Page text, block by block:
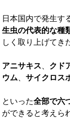
日本国内で発生す
生虫の代表的な種
しく取り上げてき
アニサキス クド
ウム 、サイクロス
といった全部で六
ができると考えら